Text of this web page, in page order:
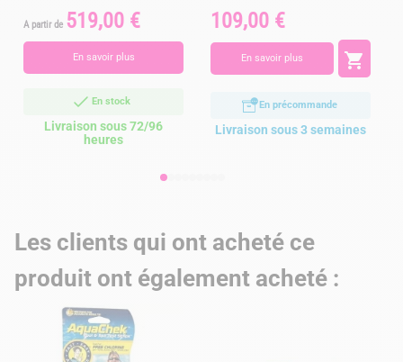
A partir de Prix
519,00 €
En savoir plus
En stock
Livraison sous 72/96
heures
Prix
109,00 €
En savoir plus 
En précommande
Livraison sous 3 semaines
Les clients qui ont acheté ce
produit ont également acheté :